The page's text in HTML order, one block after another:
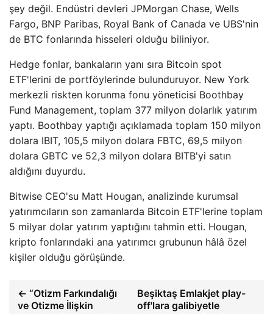
şey değil. Endüstri devleri JPMorgan Chase, Wells
Fargo, BNP Paribas, Royal Bank of Canada ve UBS'nin
de BTC fonlarında hisseleri olduğu biliniyor.
Hedge fonlar, bankaların yanı sıra Bitcoin spot
ETF'lerini de portföylerinde bulunduruyor. New York
merkezli riskten korunma fonu yöneticisi Boothbay
Fund Management, toplam 377 milyon dolarlık yatırım
yaptı. Boothbay yaptığı açıklamada toplam 150 milyon
dolara IBIT, 105,5 milyon dolara FBTC, 69,5 milyon
dolara GBTC ve 52,3 milyon dolara BITB'yi satın
aldığını duyurdu.
Bitwise CEO'su Matt Hougan, analizinde kurumsal
yatırımcıların son zamanlarda Bitcoin ETF'lerine toplam
5 milyar dolar yatırım yaptığını tahmin etti. Hougan,
kripto fonlarındaki ana yatırımcı grubunun hâlâ özel
kişiler olduğu görüşünde.
← “Otizm Farkındalığı
ve Otizme İlişkin
Beşiktaş Emlakjet play-
off'lara galibiyetle